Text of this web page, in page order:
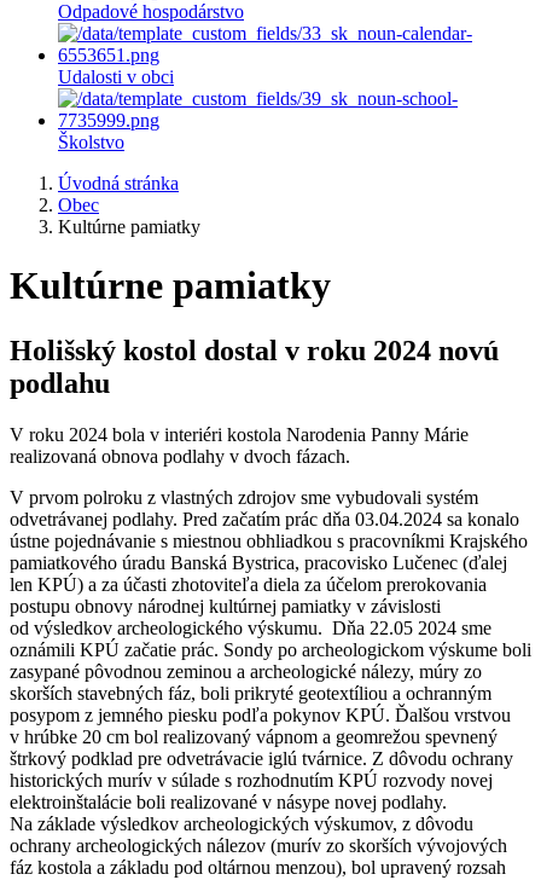
Odpadové hospodárstvo
Udalosti v obci
Školstvo
Úvodná stránka
Obec
Kultúrne pamiatky
Kultúrne pamiatky
Holišský kostol dostal v roku 2024 novú
podlahu
V roku 2024 bola v interiéri kostola Narodenia Panny Márie
realizovaná obnova podlahy v dvoch fázach.
V prvom polroku z vlastných zdrojov sme vybudovali systém
odvetrávanej podlahy. Pred začatím prác dňa 03.04.2024 sa konalo
ústne pojednávanie s miestnou obhliadkou s pracovníkmi Krajského
pamiatkového úradu Banská Bystrica, pracovisko Lučenec (ďalej
len KPÚ) a za účasti zhotoviteľa diela za účelom prerokovania
postupu obnovy národnej kultúrnej pamiatky v závislosti
od výsledkov archeologického výskumu. Dňa 22.05 2024 sme
oznámili KPÚ začatie prác. Sondy po archeologickom výskume boli
zasypané pôvodnou zeminou a archeologické nálezy, múry zo
skorších stavebných fáz, boli prikryté geotextíliou a ochranným
posypom z jemného piesku podľa pokynov KPÚ. Ďalšou vrstvou
v hrúbke 20 cm bol realizovaný vápnom a geomrežou spevnený
štrkový podklad pre odvetrávacie iglú tvárnice. Z dôvodu ochrany
historických murív v súlade s rozhodnutím KPÚ rozvody novej
elektroinštalácie boli realizované v násype novej podlahy.
Na základe výsledkov archeologických výskumov, z dôvodu
ochrany archeologických nálezov (murív zo skorších vývojových
fáz kostola a základu pod oltárnou menzou), bol upravený rozsah